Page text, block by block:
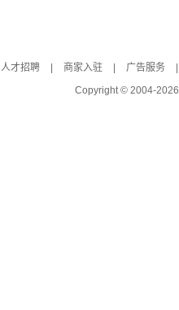
人才招聘 商家入驻 广告服务
Copyright © 2004-2026